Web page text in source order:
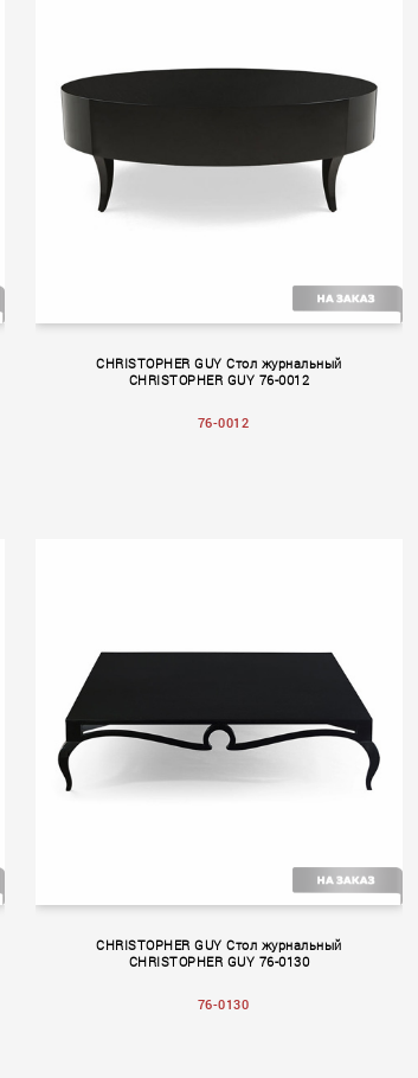
CHRISTOPHER GUY Стол журнальный
CHRISTOPHER GUY 76-0012
76-0012
CHRISTOPHER GUY Стол журнальный
CHRISTOPHER GUY 76-0130
76-0130